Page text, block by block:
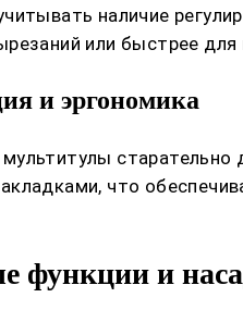
наличие
или быстрее для
и эргономика
что
функции и